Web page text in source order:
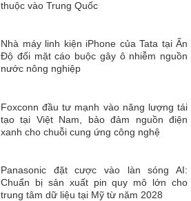
thuộc vào Trung Quốc
Nhà máy linh kiện iPhone của Tata tại Ấn
Độ đối mặt cáo buộc gây ô nhiễm nguồn
nước nông nghiệp
Foxconn đầu tư mạnh vào năng lượng tái
tạo tại Việt Nam, bảo đảm nguồn điện
xanh cho chuỗi cung ứng công nghệ
Panasonic đặt cược vào làn sóng AI:
Chuẩn bị sản xuất pin quy mô lớn cho
trung tâm dữ liệu tại Mỹ từ năm 2028